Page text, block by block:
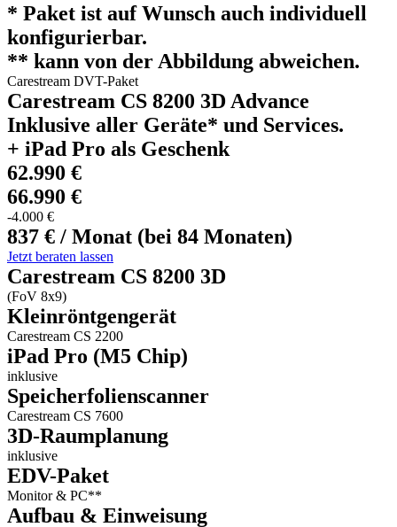
* Paket ist auf Wunsch auch individuell
konfigurierbar.
** kann von der Abbildung abweichen.
Carestream DVT-Paket
Carestream CS 8200 3D Advance
Inklusive aller Geräte* und Services.
+ iPad Pro als Geschenk
62.990 €
66.990 €
-4.000 €
837 € / Monat (bei 84 Monaten)
Jetzt beraten lassen
Carestream CS 8200 3D
(FoV 8x9)
Kleinröntgengerät
Carestream CS 2200
iPad Pro (M5 Chip)
inklusive
Speicherfolienscanner
Carestream CS 7600
3D-Raumplanung
inklusive
EDV-Paket
Monitor & PC**
Aufbau & Einweisung